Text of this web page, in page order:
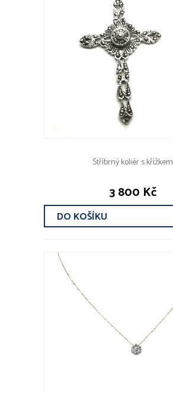
Stříbrný koliér s křížkem
3 800 Kč
DO KOŠÍKU